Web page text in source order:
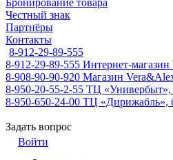
Бронирование товара
Честный знак
Партнёры
Контакты
8-912-29-89-555
8-912-29-89-555 Интернет-магазин
8-908-90-90-920 Магазин
8-950-20-55-2-55 ТЦ «Универбыт»,
8-950-650-24-00 ТЦ «Дирижабль»,
Задать вопрос
Войти